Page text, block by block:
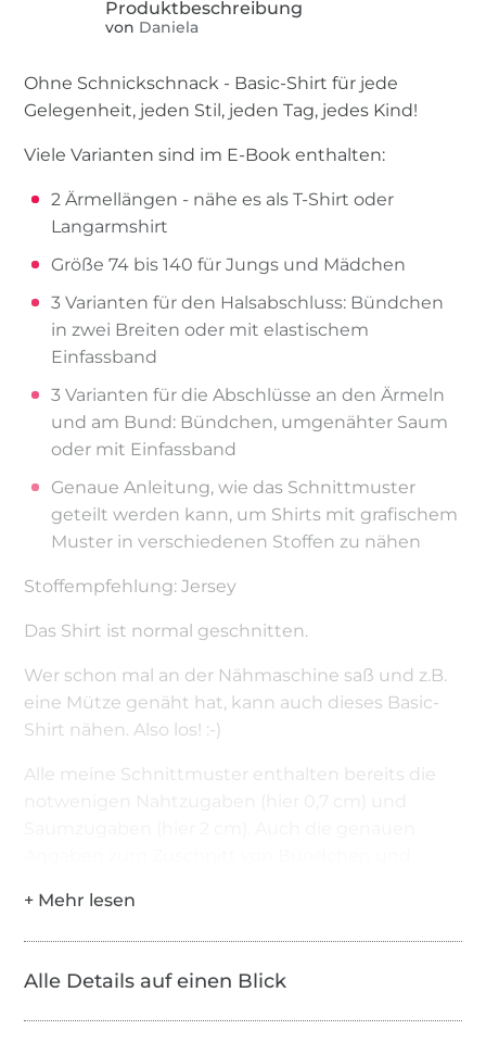
von Daniela
Ohne Schnickschnack - Basic-Shirt für jede
Gelegenheit, jeden Stil, jeden Tag, jedes Kind!
Viele Varianten sind im E-Book enthalten:
2 Ärmellängen - nähe es als T-Shirt oder
Langarmshirt
Größe 74 bis 140 für Jungs und Mädchen
3 Varianten für den Halsabschluss: Bündchen
in zwei Breiten oder mit elastischem
Einfassband
3 Varianten für die Abschlüsse an den Ärmeln
und am Bund: Bündchen, umgenähter Saum
oder mit Einfassband
Genaue Anleitung, wie das Schnittmuster
geteilt werden kann, um Shirts mit grafischem
Muster in verschiedenen Stoffen zu nähen
Stoffempfehlung: Jersey
Das Shirt ist normal geschnitten.
Wer schon mal an der Nähmaschine saß und z.B.
eine Mütze genäht hat, kann auch dieses Basic-
Shirt nähen. Also los! :-)
Alle meine Schnittmuster enthalten bereits die
Schnittmuster in Einzelgrößen zum Ausdruck
Alle Details auf einen Blick